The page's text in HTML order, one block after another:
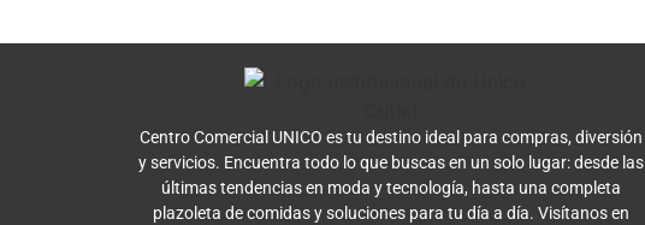
Centro Comercial UNICO es tu destino ideal para compras, diversión
y servicios. Encuentra todo lo que buscas en un solo lugar: desde las
últimas tendencias en moda y tecnología, hasta una completa
plazoleta de comidas y soluciones para tu día a día. Visítanos en